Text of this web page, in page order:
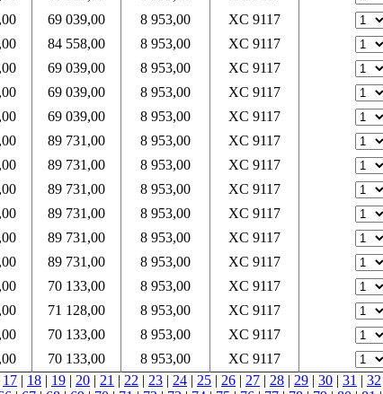
69 039,00 8 953,00 XC 9117
84 558,00 8 953,00 XC 9117
69 039,00 8 953,00 XC 9117
69 039,00 8 953,00 XC 9117
69 039,00 8 953,00 XC 9117
89 731,00 8 953,00 XC 9117
89 731,00 8 953,00 XC 9117
89 731,00 8 953,00 XC 9117
89 731,00 8 953,00 XC 9117
89 731,00 8 953,00 XC 9117
89 731,00 8 953,00 XC 9117
70 133,00 8 953,00 XC 9117
71 128,00 8 953,00 XC 9117
70 133,00 8 953,00 XC 9117
70 133,00 8 953,00 XC 9117
17 | 18 | 19 | 20 | 21 | 22 | 23 | 24 | 25 | 26 | 27 | 28 | 29 | 30 | 31 | 32